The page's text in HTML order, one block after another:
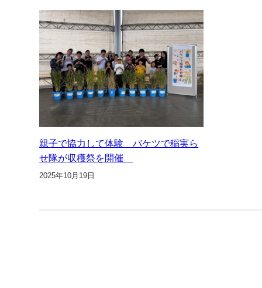
親子で協力して体験 バケツで稲実ら
せ隊が収穫祭を開催
2025年10月19日